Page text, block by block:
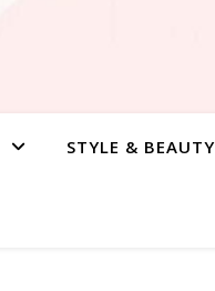
STYLE & BEAUTY